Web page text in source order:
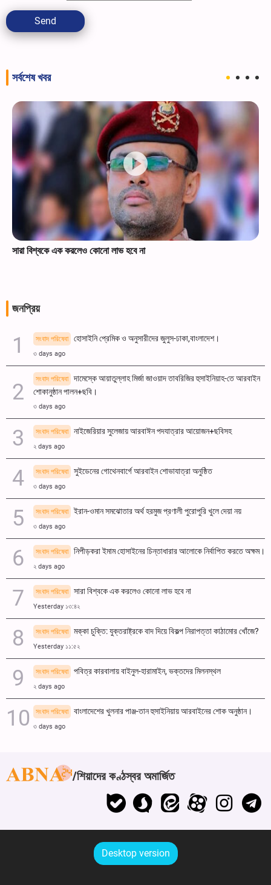
Send
সর্বশেষ খবর
সারা বিশ্বকে এক করলেও কোনো লাভ হবে না
জনপ্রিয়
সংবাদ পরিষেবা হোসাইনি প্রেমিক ও অনুসারীদের জুলুস-ঢাকা,বাংলাদেশ।
৩ days ago
সংবাদ পরিষেবা
দামেস্কে আয়াতুল্লাহ মির্জা জাওয়াদ তাবরিজির হুসাইনিয়াহ-তে আরবাইন
শোকানুষ্ঠান পালন+ছবি।
৩ days ago
সংবাদ পরিষেবা নাইজেরিয়ার সুলেজায় আরবাঈন পদযাত্রার আয়োজন+ছবিসহ
২ days ago
সংবাদ পরিষেবা সুইডেনের গোথেনবার্গে আরবাইন শোভাযাত্রা অনুষ্ঠিত
৩ days ago
সংবাদ পরিষেবা ইরান-ওমান সমঝোতার অর্থ হরমুজ প্রণালী পুরোপুরি খুলে দেয়া নয়
৩ days ago
সংবাদ পরিষেবা নিপীড়করা ইমাম হোসাইনের চিন্তাধারার আলোকে নির্বাপিত করতে অক্ষম।
২ days ago
সংবাদ পরিষেবা সারা বিশ্বকে এক করলেও কোনো লাভ হবে না
Yesterday ১৩:৪২
সংবাদ পরিষেবা মক্কা চুক্তি: যুক্তরাষ্ট্রকে বাদ দিয়ে বিকল্প নিরাপত্তা কাঠামোর খোঁজে?
Yesterday ১১:৫২
সংবাদ পরিষেবা পবিত্র কারবালায় বাইনুল-হারামাইন, ভক্তদের মিলনস্থল
২ days ago
সংবাদ পরিষেবা বাংলাদেশের খুলনার পাঞ্জ-তান হুসাইনিয়ায় আরবাইনের শোক অনুষ্ঠান।
৩ days ago
শিয়াদের কণ্ঠস্বর অমার্জিত
Desktop version